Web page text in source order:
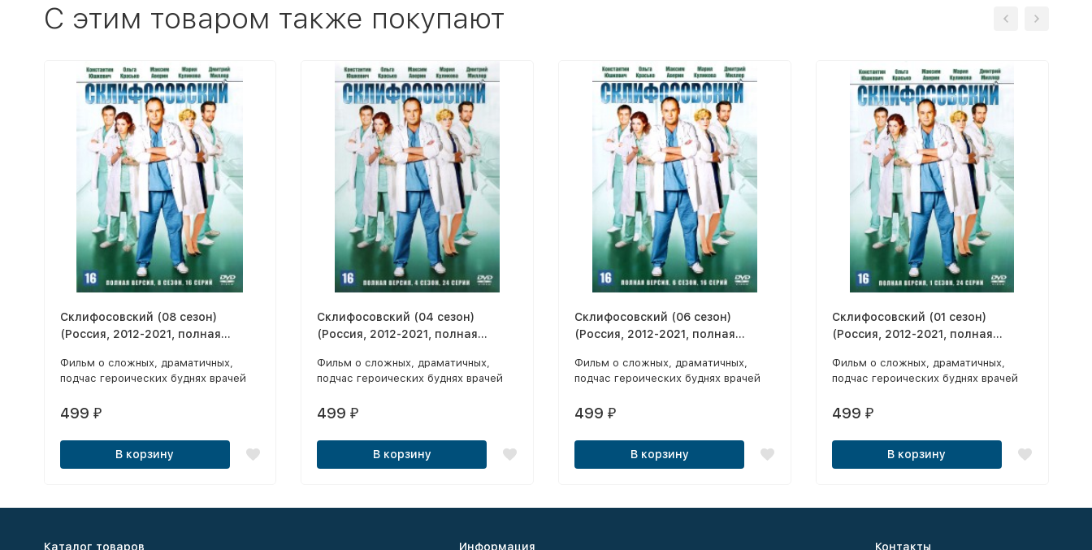
C этим товаром также покупают
Склифосовский (08 сезон)
(Россия, 2012-2021, полная
Фильм о сложных, драматичных,
подчас героических буднях врачей
знаменитого «Склифа».
499 ₽
В корзину
Склифосовский (04 сезон)
(Россия, 2012-2021, полная
Фильм о сложных, драматичных,
подчас героических буднях врачей
знаменитого «Склифа».
499₽
В корзину
Склифосовский (06 сезон)
(Россия, 2012-2021, полная
Фильм о сложных, драматичных,
подчас героических буднях врачей
— знаменитого «Склифа». Их работа
день они дают кому-то вторую
499 ₽
В корзину
Склифосовский (01 сезон)
(Россия, 2012-2021, полная
Фильм о сложных, драматичных,
подчас героических буднях врачей
— знаменитого «Склифа». Их работа
день они дают кому-то вторую
499 ₽
В корзину
Каталог товаров Информация Контакты